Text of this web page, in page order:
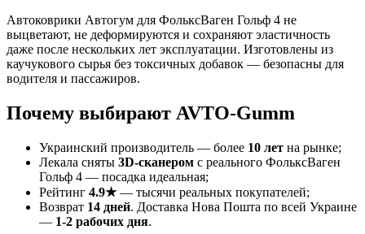
Автоковрики Автогум для ФольксВаген Гольф 4 не
выцветают, не деформируются и сохраняют эластичность
даже после нескольких лет эксплуатации. Изготовлены из
каучукового сырья без токсичных добавок — безопасны для
водителя и пассажиров.
Почему выбирают AVTO-Gumm
Украинский производитель — более 10 лет на рынке;
Лекала сняты 3D-сканером с реального ФольксВаген
Гольф 4 — посадка идеальная;
Рейтинг 4.9★— тысячи реальных покупателей;
Возврат 14 дней. Доставка Нова Пошта по всей Украине
— 1-2 рабочих дня.